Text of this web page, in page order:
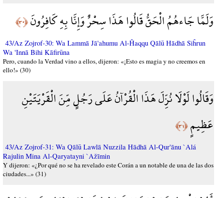
وَلَمَّا جَاءهُمُ الْحَقُّ قَالُوا هَذَا سِحْرٌ وَإِنَّا بِهِ كَافِرُونَ﴿٣٠﴾
43/Az Zojrof-30: Wa Lammā Jā'ahumu Al-Ĥaqqu Qālū Hādhā Siĥrun
Wa 'Innā Bihi Kāfirūna
Pero, cuando la Verdad vino a ellos, dijeron: «¡Esto es magia y no creemos en
ello!» (30)
وَقَالُوا لَوْلَا نُزِّلَ هَذَا الْقُرْآنُ عَلَى رَجُلٍ مِّنَ الْقَرْيَتَيْنِ
عَظِيمٍ﴿٣١﴾
43/Az Zojrof-31: Wa Qālū Lawlā Nuzzila Hādhā Al-Qur'ānu `Alá
Rajulin Mina Al-Qaryatayni `Ažīmin
Y dijeron: «¿Por qué no se ha revelado este Corán a un notable de una de las dos
ciudades...» (31)